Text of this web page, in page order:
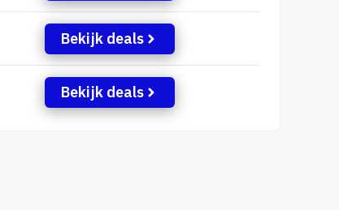
Bekijk deals
Bekijk deals